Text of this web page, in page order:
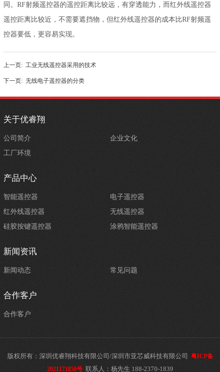
同。RF射频遥控器的遥控距离比较远，有穿透能力，而红外线遥控器
遥控距离比较近，不需要遮挡物，但红外线遥控器的成本比RF射频遥
控器要低，更容易实现。
上一页: 工业无线遥控器采用的技术
下一页: 无线电子遥控器的分类
关于优睿翔
公司简介
企业文化
工厂环境
产品中心
智能遥控器
电子遥控器
红外线遥控器
无线遥控器
硅胶按键遥控器
涂鸦智能遥控器
新闻资讯
新闻动态 常见问题
合作客户
合作客户
版权所有：深圳优睿翔科技有限公司/深圳市亚芯威科技有限公司 粤ICP备
2021171850号联系人：杨先生 188-2370-1839